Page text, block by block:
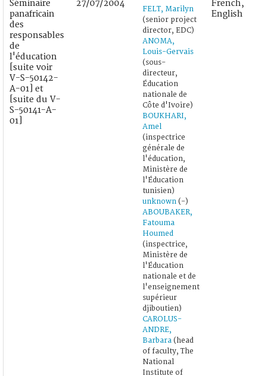
Séminaire
panafricain
des
responsables
de
l'éducation
[suite voir
V-S-50142-
A-01] et
[suite du V-
S-50141-A-
01]
27/07/2004
FELT, Marilyn
(senior project
director, EDC)
ANOMA,
Louis-Gervais
(sous-
directeur,
Éducation
nationale de
Côte d'Ivoire)
BOUKHARI,
Amel
(inspectrice
générale de
l'éducation,
Ministère de
l'Éducation
tunisien)
unknown (-)
ABOUBAKER,
Fatouma
Houmed
(inspectrice,
Ministère de
l'Éducation
nationale et de
l'enseignement
supérieur
djiboutien)
CAROLUS-
ANDRE,
Barbara (head
of faculty, The
National
Institute of
French,
English